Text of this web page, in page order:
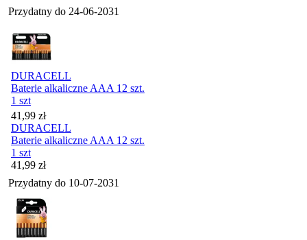
Przydatny do 24-06-2031
DURACELL
Baterie alkaliczne AAA 12 szt.
1 szt
Cena
41,99 zł
DURACELL
Baterie alkaliczne AAA 12 szt.
1 szt
Cena
41,99 zł
Przydatny do 10-07-2031